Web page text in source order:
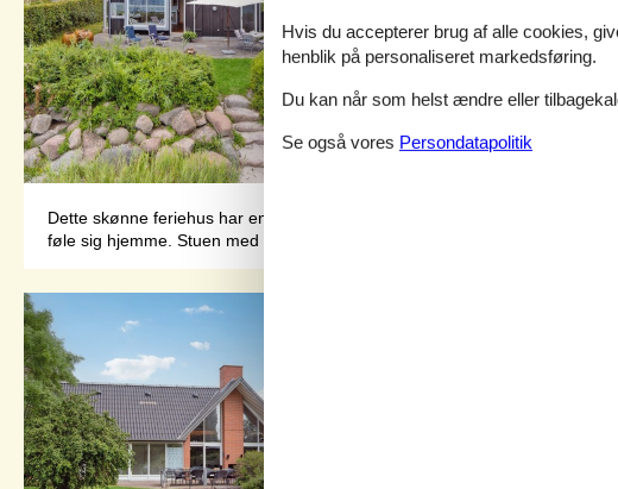
Dette skønne feriehus har en fantastisk beliggenhed ved vandet og
føle sig hjemme. Stuen med store vinduespartier giver jer en fantastisk
Hvis du accepterer brug af alle cookies,
henblik på personaliseret markedsføring.
Du kan når som helst ændre eller
Se også vores Persondatapolitik